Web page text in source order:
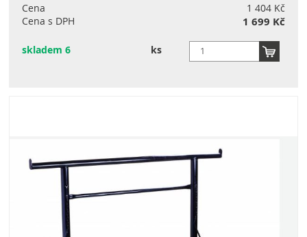
Cena
1 404 Kč
Cena s DPH
1 699 Kč
skladem 6 ks